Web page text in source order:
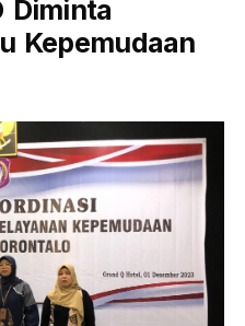
Diminta
Kepemudaan